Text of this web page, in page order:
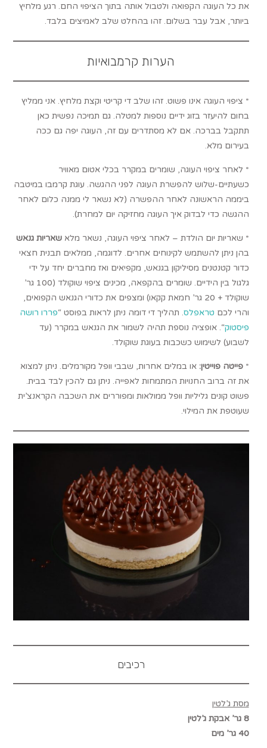
את כל העוגה הקפואה ולטבול אותה בתוך הציפוי החם. רגע מלחיץ
ביותר, אבל עבר בשלום. זהו בהחלט שלב לאמיצים בלבד.
הערות קרמבואיות
* ציפוי העוגה אינו פשוט. זהו שלב די קריטי וקצת מלחיץ. אני ממליץ
בחום להיעזר בזוג ידיים נוספות למטלה. גם תמיכה נפשית כאן
תתקבל בברכה. אם לא מסתדרים עם זה, העוגה יפה גם ככה
בעירום מלא.
* לאחר ציפוי העוגה, שומרים במקרר בכלי אטום מאוויר
כשעתיים-שלוש להפשרת העוגה לפני ההגשה. עוגת קרמבו במיטבה
ביממה הראשונה לאחר ההפשרה (לא נשאר לי ממנה כלום לאחר
ההגשה כדי לבדוק איך העוגה מחזיקה יום למחרת).
* שאריות יום הולדת – לאחר ציפוי העוגה, נשאר מלאשאריות גנאש
בהן ניתן להשתמש לקינוחים אחרים. לדוגמה, ממלאים תבנית חצאי
כדור קטנטנים מסיליקון בגנאש, מקפיאים ואז מחברים יחד על ידי
גלגול בין הידיים. שומרים בהקפאה, מכינים ציפוי שוקולד (100 גר’
שוקולד + 20 גר’ חמאת קקאו) ומצפים את כדורי הגנאש הקפואים,
והרי לכם טראפלס. תהליך די דומה ניתן לראות בפוסט “פררו רושה
פיסטוק“. אופציה נוספת תהיה לשמור את הגנאש במקרר (עד
לשבוע) לשימוש כשכבות בעוגת שוקולד.
*פייטה פוייטין:או במלים אחרות, שבבי וופל מקורמלים. ניתן למצוא
את זה ברוב החנויות המתמחות לאפייה. ניתן גם להכין לבד בבית.
פשוט קונים גליליות וופל ממולאות ומפוררים את השכבה הקראנצ’ית
שעוטפת את המילוי.
רכיבים
מסת ג’לטין
8 גר’ אבקת ג’לטין
40 גר’ מים